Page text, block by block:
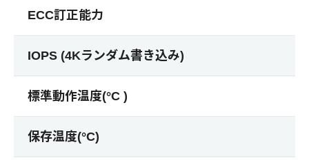
ECC訂正能力
IOPS (4Kランダム書き込み)
標準動作温度(°C )
保存温度(°C)